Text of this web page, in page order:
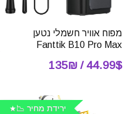
מפוח אוויר חשמלי נטען
Fanttik B10 Pro Max
44.99$ / 135₪
ירידת מחיר 📉